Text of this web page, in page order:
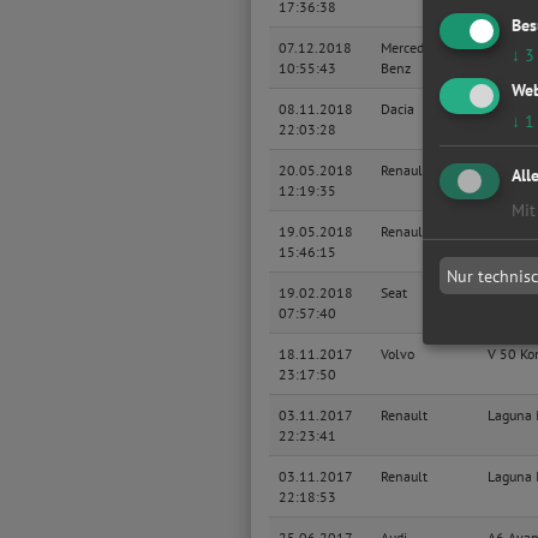
17:36:38
07.12.2018
10:55:43
Mercedes-
Benz
A
08.11.2018
22:03:28
Dacia Duster
20.05.2018
12:19:35
Renault Clio III
19.05.2018
15:46:15
Renault
19.02.2018
07:57:40
Seat Leon
18.11.2017
23:17:50
Volvo V 50
03.11.2017
22:23:41
Renault Laguna
03.11.2017
22:18:53
Renault Laguna
↓ 3
↓ 1
Nur